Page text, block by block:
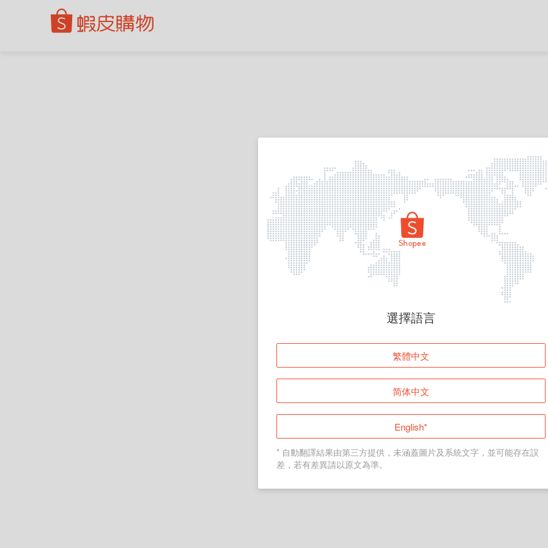
頁面無法顯示
登入
返回首頁
選擇語言
繁體中文
简体中文
English*
* 自動翻譯結果由第三方提供，未涵蓋圖片及系統文字，並可能存在誤
差，若有差異請以原文為準。